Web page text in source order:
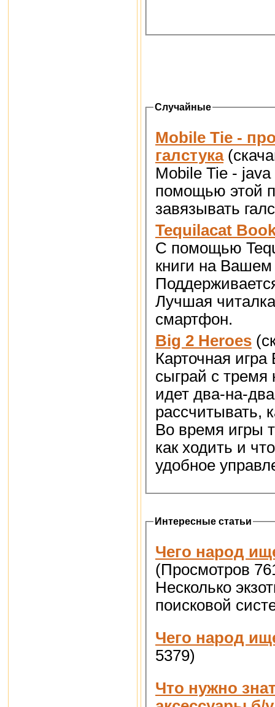
Случайные
Mobile Tie -
галстука
Mobile Tie -
помощью этой
завязывать
Tequilacat
С помощью
книги на
Лучшая
смартфон.
Big 2 Heroes
Карточная
сыграй с
идет два-на-
рассчитывать,
Во время игры
как ходить и
удобное
Интересные статьи
Чего народ
(Просмотров
Несколько
поисковой
Чего народ
5379)
Что нужно